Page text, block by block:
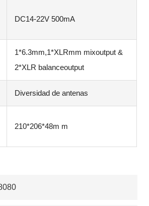
DC14-22V 500mA
1*6.3mm,1*XLRmm mixoutput &
2*XLR balanceoutput
Diversidad de antenas
210*206*48m m